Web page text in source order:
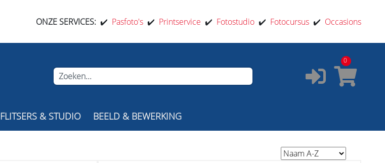
ONZE SERVICES: ✔️ Pasfoto's ✔️ Printservice ✔️ Fotostudio ✔️ Fotocursus ✔️ Occasions
0
FLITSERS & STUDIO BEELD & BEWERKING